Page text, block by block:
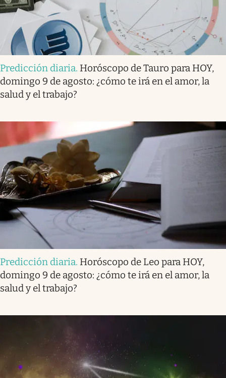
Predicción diaria. Horóscopo de Tauro para HOY,
domingo 9 de agosto: ¿cómo te irá en el amor, la
salud y el trabajo?
Predicción diaria. Horóscopo de Leo para HOY,
domingo 9 de agosto: ¿cómo te irá en el amor, la
salud y el trabajo?